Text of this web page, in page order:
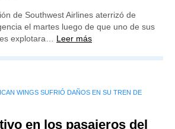
de Southwest Airlines aterrizó de
el martes luego de que uno de sus
explotara… Leer más
WINGS SUFRIÓ DAÑOS EN SU TREN DE
en los pasajeros del